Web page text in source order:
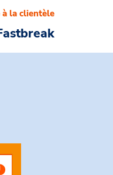
à la clientèle